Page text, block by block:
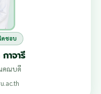
ดชอบ
าจารี
คณบดี